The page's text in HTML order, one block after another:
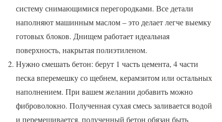
систему снимающимися перегородками. Все детали
наполняют машинным маслом – это делает легче выемку
готовых блоков. Днищем работает идеальная
поверхность, накрытая полиэтиленом.
Нужно смешать бетон: берут 1 часть цемента, 4 части
песка вперемешку со щебнем, керамзитом или остальных
наполнением. При вашем желании добавить можно
фиброволокно. Полученная сухая смесь заливается водой
и перемешивается, полученный бетон обязан быть